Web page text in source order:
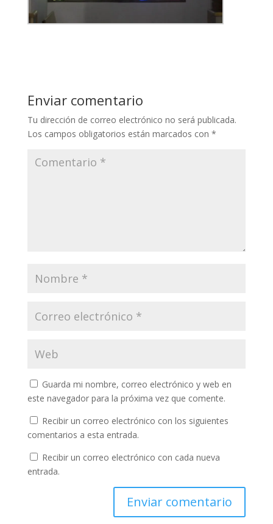
Enviar comentario
Tu dirección de correo electrónico no será publicada.
Los campos obligatorios están marcados con *
Guarda mi nombre, correo electrónico y web en
este navegador para la próxima vez que comente.
Recibir un correo electrónico con los siguientes
comentarios a esta entrada.
Recibir un correo electrónico con cada nueva
entrada.